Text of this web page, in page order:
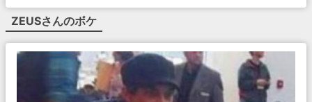
ZEUSさんのボケ